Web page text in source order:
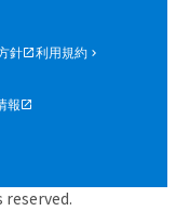
針
利用規約
報
reserved.